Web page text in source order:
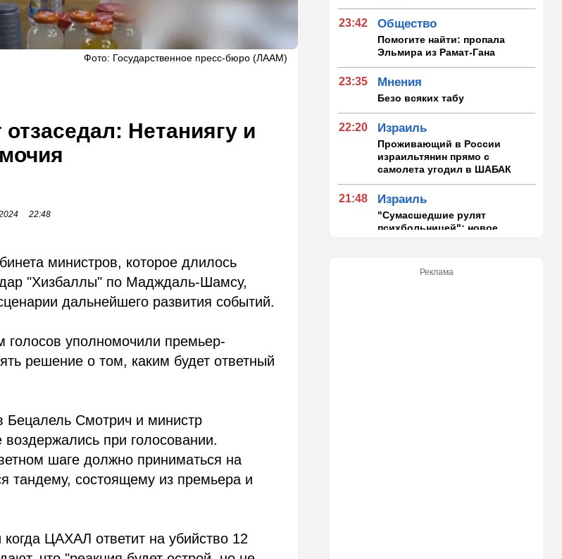
Фото: Государственное пресс-бюро (ЛААМ)
Нетаниягу и
22:48
министров, которое длилось
"Хизбаллы" по Мадждаль-Шамсу,
дальнейшего развития событий.
голосов уполномочили премьер-
решение о том, каким будет ответный
Бецалель Смотрич и министр
при голосовании.
шаге должно приниматься на
тандему, состоящему из премьера и
ЦАХАЛ ответит на убийство 12
23:42 Общество
Помогите найти: пропала
Эльмира из Рамат-Гана
23:35 Мнения
Безо всяких табу
22:20 Израиль
Проживающий в России
израильтянин прямо с
самолета угодил в ШАБАК
21:48 Израиль
"Сумасшедшие рулят
психбольницей": новое
Реклама